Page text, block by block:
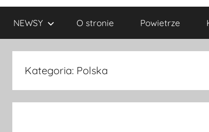
NEWSY O stronie Powietrze
Kategoria: Polska